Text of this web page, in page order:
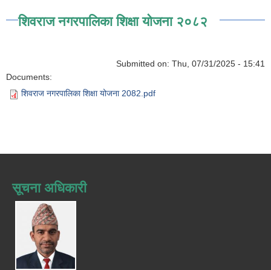
शिवराज नगरपालिका शिक्षा योजना २०८२
Submitted on: Thu, 07/31/2025 - 15:41
Documents:
शिवराज नगरपालिका शिक्षा योजना 2082.pdf
सूचना अधिकारी